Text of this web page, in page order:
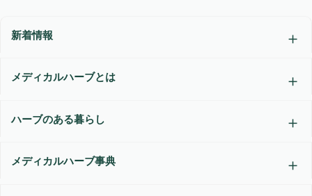
新着情報
メディカルハーブとは
ハーブのある暮らし
メディカルハーブ事典